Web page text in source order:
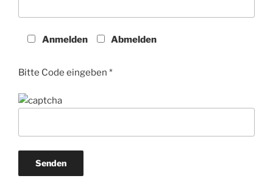
Anmelden Abmelden
Bitte Code eingeben *